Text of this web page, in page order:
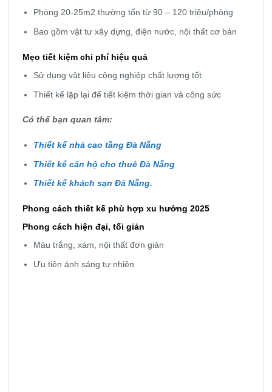
Phòng 20-25m2 thường tốn từ 90 – 120 triệu/phòng
Bao gồm vật tư xây dựng, điện nước, nội thất cơ bản
Mẹo tiết kiệm chi phí hiệu quả
Sử dụng vật liệu công nghiệp chất lượng tốt
Thiết kế lặp lại để tiết kiệm thời gian và công sức
Có thể bạn quan tâm:
Thiết kế nhà cao tầng Đà Nẵng
Thiết kế căn hộ cho thuê Đà Nẵng
Thiết kế khách sạn Đà Nẵng.
Phong cách thiết kế phù hợp xu hướng 2025
Phong cách hiện đại, tối giản
Màu trắng, xám, nội thất đơn giản
Ưu tiên ánh sáng tự nhiên